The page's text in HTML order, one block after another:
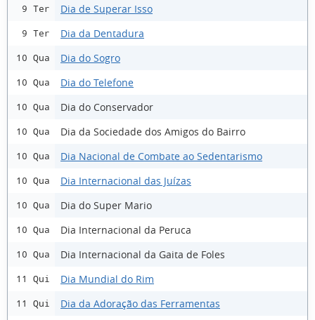
9 Ter Dia de Superar Isso
9 Ter Dia da Dentadura
10 Qua Dia do Sogro
10 Qua Dia do Telefone
10 Qua Dia do Conservador
10 Qua Dia da Sociedade dos Amigos do Bairro
10 Qua Dia Nacional de Combate ao Sedentarismo
10 Qua Dia Internacional das Juízas
10 Qua Dia do Super Mario
10 Qua Dia Internacional da Peruca
10 Qua Dia Internacional da Gaita de Foles
11 Qui Dia Mundial do Rim
11 Qui Dia da Adoração das Ferramentas